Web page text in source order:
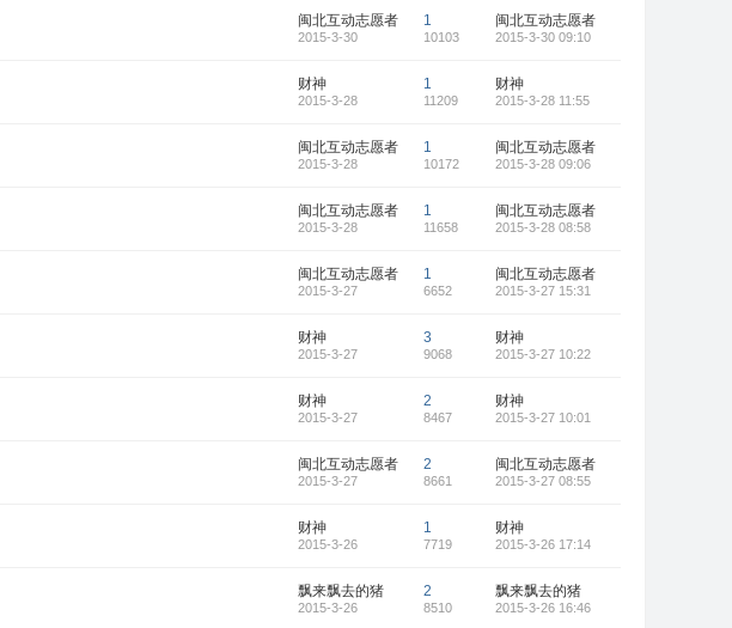
闽北互动志愿者
2015-3-30
1
10103
闽北互动志愿者
2015-3-30 09:10
财神
2015-3-28
1
11209
财神
2015-3-28 11:55
闽北互动志愿者
2015-3-28
1
10172
闽北互动志愿者
2015-3-28 09:06
闽北互动志愿者
2015-3-28
1
11658
闽北互动志愿者
2015-3-28 08:58
闽北互动志愿者
2015-3-27
1
6652
闽北互动志愿者
2015-3-27 15:31
财神
2015-3-27
3
9068
财神
2015-3-27 10:22
财神
2015-3-27
2
8467
财神
2015-3-27 10:01
闽北互动志愿者
2015-3-27
2
8661
闽北互动志愿者
2015-3-27 08:55
财神
2015-3-26
1
7719
财神
2015-3-26 17:14
飘来飘去的猪
2015-3-26
2
8510
飘来飘去的猪
2015-3-26 16:46